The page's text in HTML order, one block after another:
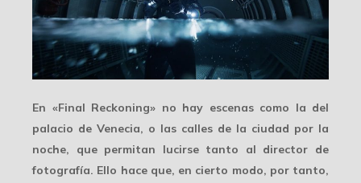
En «Final Reckoning» no hay escenas como la del
palacio de Venecia, o las calles de la ciudad por la
noche, que permitan lucirse tanto al director de
fotografía. Ello hace que, en cierto modo, por tanto,